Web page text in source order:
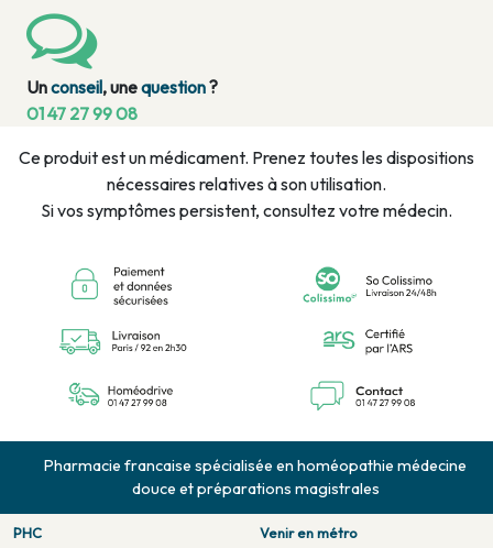
Unconseil, unequestion?
01 47 27 99 08
Ce produit est un médicament. Prenez toutes les dispositions
nécessaires relatives à son utilisation.
Si vos symptômes persistent, consultez votre médecin.
Pharmacie francaise spécialisée en homéopathie médecine
douce et préparations magistrales
PHC
Venir en métro